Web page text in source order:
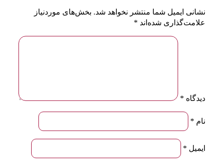
نشانی ایمیل شما منتشر نخواهد شد. بخش‌های موردنیاز
علامت‌گذاری شده‌اند *
دیدگاه *
نام *
ایمیل *